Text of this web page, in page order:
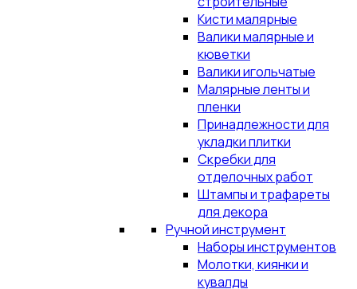
Кисти малярные
Валики малярные и
кюветки
Валики игольчатые
Малярные ленты и
пленки
Принадлежности для
укладки плитки
Скребки для
отделочных работ
Штампы и трафареты
для декора
Ручной инструмент
Наборы инструментов
Молотки, киянки и
кувалды